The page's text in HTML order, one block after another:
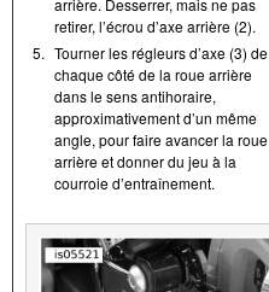
retirer, l’écrou d’axe arrière (2).
5. Tourner les régleurs d’axe (3) de
chaque côté de la roue arrière
dans le sens antihoraire,
approximativement d’un même
angle, pour faire avancer la roue
arrière et donner du jeu à la
courroie d’entraînement.